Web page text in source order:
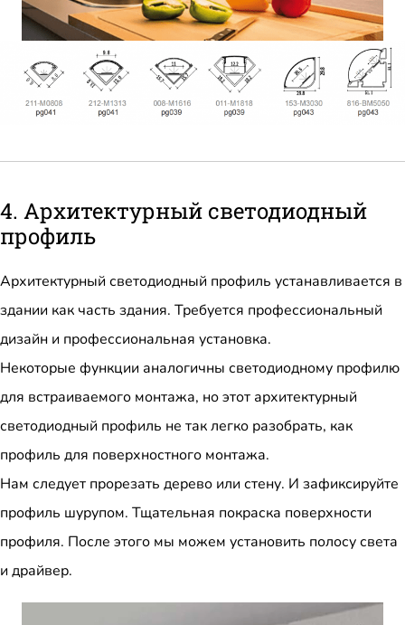
4. Архитектурный светодиодный
профиль
Архитектурный светодиодный профиль устанавливается в
здании как часть здания. Требуется профессиональный
дизайн и профессиональная установка.
Некоторые функции аналогичны светодиодному профилю
для встраиваемого монтажа, но этот архитектурный
светодиодный профиль не так легко разобрать, как
профиль для поверхностного монтажа.
Нам следует прорезать дерево или стену. И зафиксируйте
профиль шурупом. Тщательная покраска поверхности
профиля. После этого мы можем установить полосу света
и драйвер.